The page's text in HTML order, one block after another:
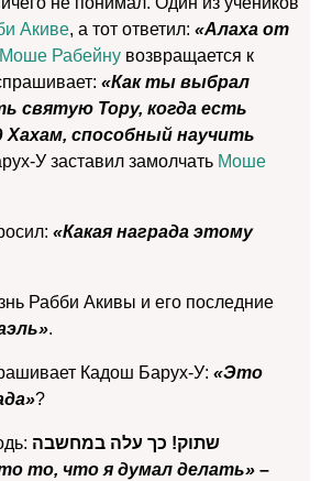
Акиве, а тот ответил: «Алаха от
Моше Рабейну возвращается к
«Как ты выбрал
святую Тору, когда есть
способный научить
У заставил замолчать Моше
«Какая награда этому
Рабби Акивы и его последние
.
Кадош Барух-У: «Это
?
то, что я думал делать» –